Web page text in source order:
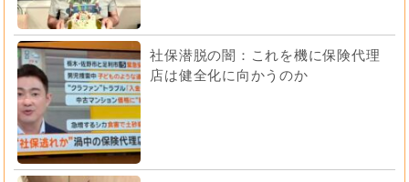
社保潜脱の闇：これを機に保険代理
店は健全化に向かうのか